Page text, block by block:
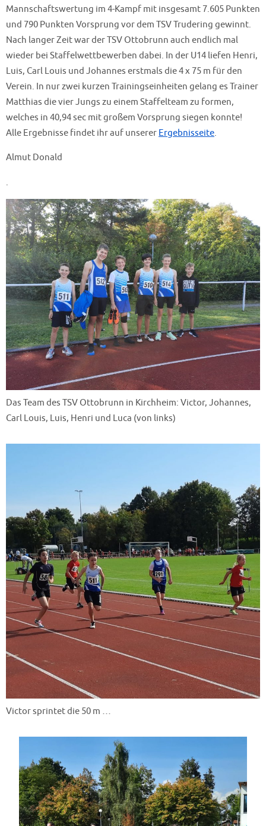
Mannschaftswertung im 4-Kampf mit insgesamt 7.605 Punkten
und 790 Punkten Vorsprung vor dem TSV Trudering gewinnt.
Nach langer Zeit war der TSV Ottobrunn auch endlich mal
wieder bei Staffelwettbewerben dabei. In der U14 liefen Henri,
Luis, Carl Louis und Johannes erstmals die 4 x 75 m für den
Verein. In nur zwei kurzen Trainingseinheiten gelang es Trainer
Matthias die vier Jungs zu einem Staffelteam zu formen,
welches in 40,94 sec mit großem Vorsprung siegen konnte!
Alle Ergebnisse findet ihr auf unserer Ergebnisseite.
Almut Donald
.
Das Team des TSV Ottobrunn in Kirchheim: Victor, Johannes,
Carl Louis, Luis, Henri und Luca (von links)
Victor sprintet die 50 m …